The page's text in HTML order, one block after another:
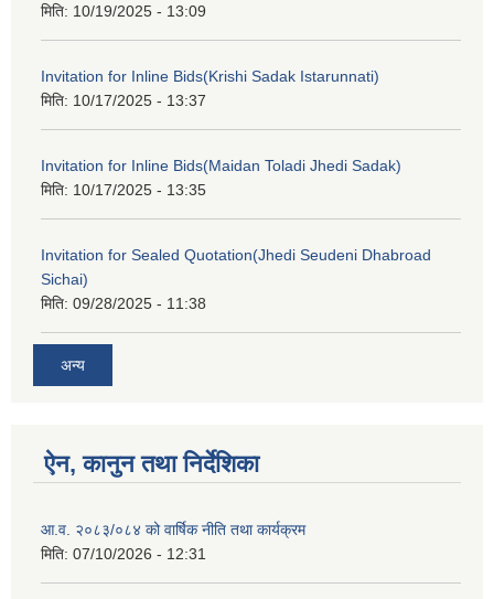
मिति: 10/19/2025 - 13:09
Invitation for Inline Bids(Krishi Sadak Istarunnati)
मिति: 10/17/2025 - 13:37
Invitation for Inline Bids(Maidan Toladi Jhedi Sadak)
मिति: 10/17/2025 - 13:35
Invitation for Sealed Quotation(Jhedi Seudeni Dhabroad
Sichai)
मिति: 09/28/2025 - 11:38
अन्य
ऐन, कानुन तथा निर्देशिका
आ.व. २०८३/०८४ को वार्षिक नीति तथा कार्यक्रम
मिति: 07/10/2026 - 12:31